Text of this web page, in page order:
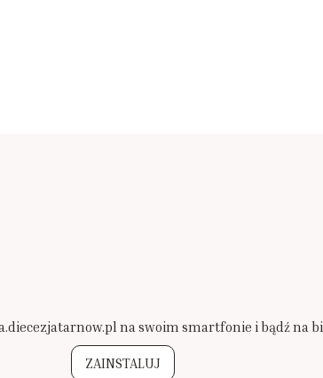
na swoim smartfonie i bądź na
ZAINSTALUJ